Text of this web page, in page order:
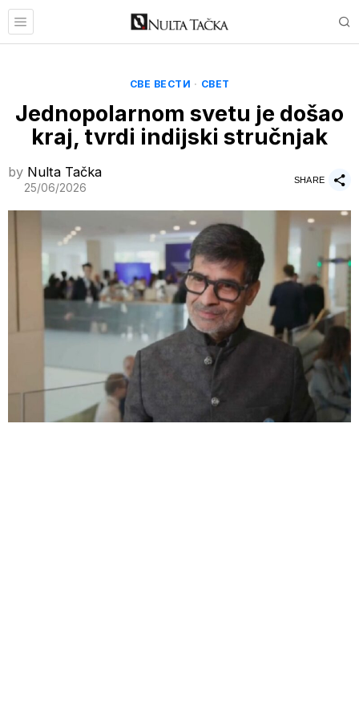
СВЕ ВЕСТИ · СВЕТ
Jednopolarnom svetu je došao
kraj, tvrdi indijski stručnjak
by Nulta Tačka
25/06/2026
SHARE